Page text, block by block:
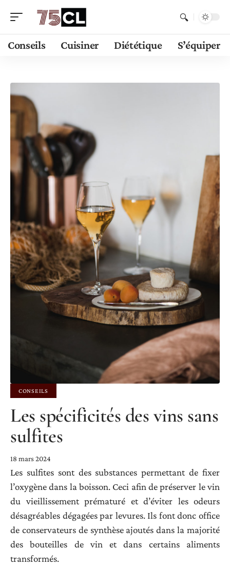
Conseils Cuisiner Diététique S’équiper
CONSEILS
Les spécificités des vins sans
sulfites
18 mars 2024
Les sulfites sont des substances permettant de fixer
l’oxygène dans la boisson. Ceci afin de préserver le vin
du vieillissement prématuré et d’éviter les odeurs
désagréables dégagées par levures. Ils font donc office
de conservateurs de synthèse ajoutés dans la majorité
des bouteilles de vin et dans certains aliments
transformés.